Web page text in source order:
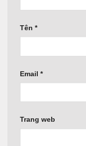
Tên *
Email *
Trang web